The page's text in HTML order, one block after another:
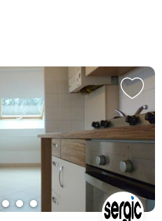
calme ++ entrée avec
grand balcon (vue sur
éléctrique. Quartier